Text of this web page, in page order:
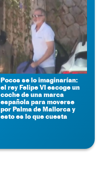
Pocos se lo imaginarían:
el rey Felipe VI escoge un
coche de una marca
española para moverse
por Palma de Mallorca y
esto es lo que cuesta